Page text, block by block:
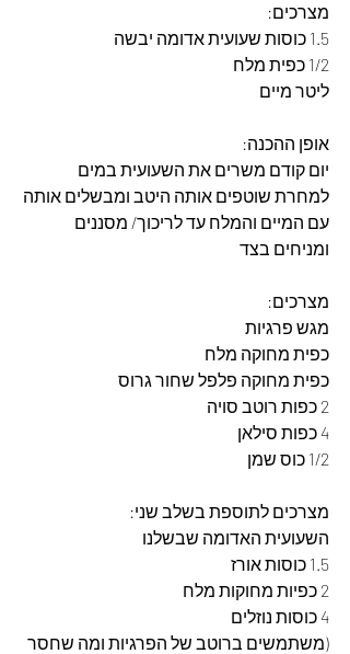
מצרכים:
1.5 כוסות שעועית אדומה יבשה
1/2 כפית מלח
ליטר מיים
אופן ההכנה:
יום קודם משרים את השעועית במים
למחרת שוטפים אותה היטב ומבשלים אותה
עם המיים והמלח עד לריכוך/ מסננים
ומניחים בצד
מצרכים:
מגש פרגיות
כפית מחוקה מלח
כפית מחוקה פלפל שחור גרוס
2 כפות רוטב סויה
4 כפות סילאן
1/2 כוס שמן
מצרכים לתוספת בשלב שני:
השעועית האדומה שבשלנו
1.5 כוסות אורז
2 כפיות מחוקות מלח
4 כוסות נוזלים
(משתמשים ברוטב של הפרגיות ומה שחסר